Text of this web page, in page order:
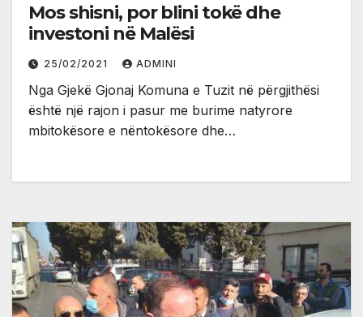
Mos shisni, por blini tokë dhe
investoni në Malësi
25/02/2021 ADMINI
Nga Gjekë Gjonaj Komuna e Tuzit në përgjithësi
është një rajon i pasur me burime natyrore
mbitokësore e nëntokësore dhe…